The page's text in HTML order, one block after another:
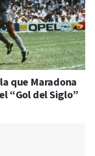
que Maradona
“Gol del Siglo”